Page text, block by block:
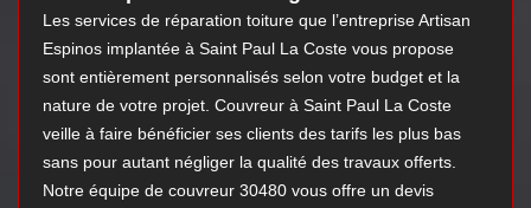
Les services de réparation toiture que l’entreprise Artisan
Espinos implantée à Saint Paul La Coste vous propose
sont entièrement personnalisés selon votre budget et la
nature de votre projet. Couvreur à Saint Paul La Coste
veille à faire bénéficier ses clients des tarifs les plus bas
sans pour autant négliger la qualité des travaux offerts.
Notre équipe de couvreur 30480 vous offre un devis